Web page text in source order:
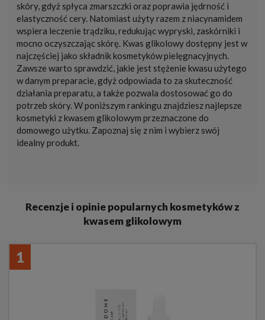
skóry, gdyż spłyca zmarszczki oraz poprawia jędrność i
elastyczność cery. Natomiast użyty razem z niacynamidem
wspiera leczenie trądziku, redukując wypryski, zaskórniki i
mocno oczyszczając skórę. Kwas glikolowy dostępny jest w
najczęściej jako składnik kosmetyków pielęgnacyjnych.
Zawsze warto sprawdzić, jakie jest stężenie kwasu użytego
w danym preparacie, gdyż odpowiada to za skuteczność
działania preparatu, a także pozwala dostosować go do
potrzeb skóry. W poniższym rankingu znajdziesz najlepsze
kosmetyki z kwasem glikolowym przeznaczone do
domowego użytku. Zapoznaj się z nim i wybierz swój
idealny produkt.
Recenzje i opinie popularnych kosmetyków z
kwasem glikolowym
1